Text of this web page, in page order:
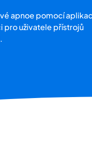
apnoe pomocí
pro uživatele přístrojů